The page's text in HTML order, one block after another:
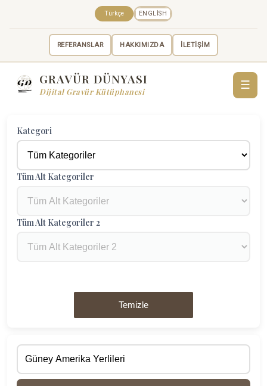
REFERANSLAR HAKKIMIZDA İLETİŞİM
Türkçe ENGLISH
GRAVÜR DÜNYASI
Dijital Gravür Kütüphanesi
☰
Kategori
Tüm Alt Kategoriler
Tüm Alt Kategoriler 2
Temizle